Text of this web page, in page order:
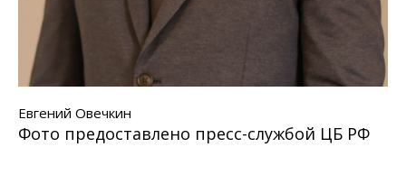
Евгений Овечкин
Фото предоставлено пресс-службой ЦБ РФ